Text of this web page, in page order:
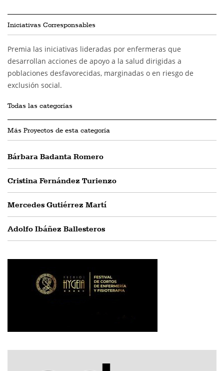
Iniciativas Corresponsables
Premia las iniciativas lideradas por enfermeras que
desarrollan acciones de apoyo a la salud dirigidas a
poblaciones desfavorecidas, marginadas o en riesgo de
exclusión social.
Todas las categorías
Más Proyectos de esta categoría
Bárbara Badanta Romero
Cristina Fernández Turienzo
Mercedes Gutiérrez Martí
Adolfo Ibáñez Ballesteros